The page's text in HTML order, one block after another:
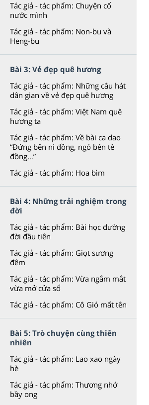
Tác giả - tác phẩm: Chuyện cổ
nước mình
Tác giả - tác phẩm: Non-bu và
Heng-bu
Bài 3: Vẻ đẹp quê hương
Tác giả - tác phẩm: Những câu hát
dân gian về vẻ đẹp quê hương
Tác giả - tác phẩm: Việt Nam quê
hương ta
Tác giả - tác phẩm: Về bài ca dao
“Đứng bên ni đồng, ngó bên tê
đồng…”
Tác giả - tác phẩm: Hoa bìm
Bài 4: Những trải nghiệm trong
đời
Tác giả - tác phẩm: Bài học đường
đời đầu tiên
Tác giả - tác phẩm: Giọt sương
đêm
Tác giả - tác phẩm: Vừa ngắm mắt
vừa mở cửa sổ
Tác giả - tác phẩm: Cô Gió mất tên
Bài 5: Trò chuyện cùng thiên
nhiên
Tác giả - tác phẩm: Lao xao ngày
hè
Tác giả - tác phẩm: Thương nhớ
bầy ong